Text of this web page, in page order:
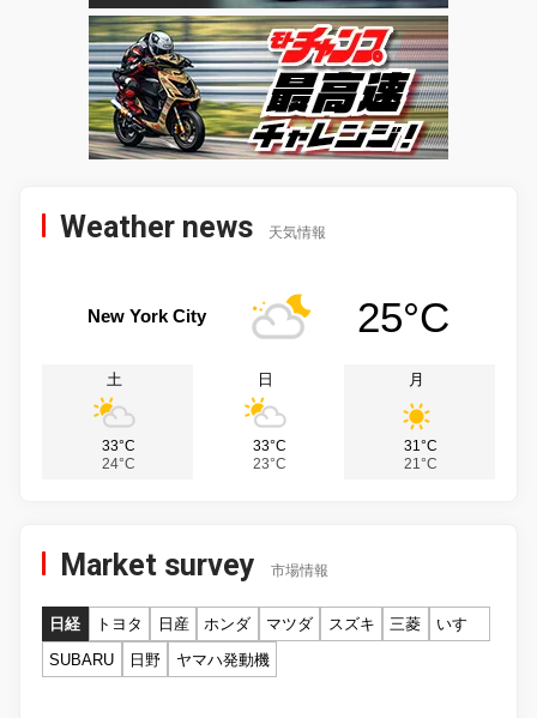
Weather news 天気情報
New York City 25°C
土
33°C
24°C
日
33°C
23°C
月
31°C
21°C
Market survey 市場情報
日経 トヨタ 日産 ホンダ マツダ スズキ 三菱
いすゞ
SUBARU
日野 ヤマハ発動機